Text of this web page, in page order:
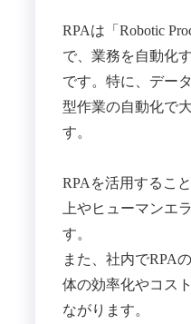
RPAは「Robotic
で、業務を自動化
です。特に、デー
型作業の自動化で
す。
RPAを活用するこ
上やヒューマンエ
す。
また、社内でRPA
体の効率化やコス
ながります。